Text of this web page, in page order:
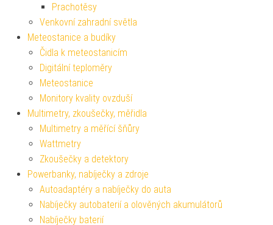
Prachotěsy
Venkovní zahradní světla
Meteostanice a budíky
Čidla k meteostanicím
Digitální teploměry
Meteostanice
Monitory kvality ovzduší
Multimetry, zkoušečky, měřidla
Multimetry a měřící šňůry
Wattmetry
Zkoušečky a detektory
Powerbanky, nabíječky a zdroje
Autoadaptéry a nabíječky do auta
Nabíječky autobaterií a olověných akumulátorů
Nabíječky baterií